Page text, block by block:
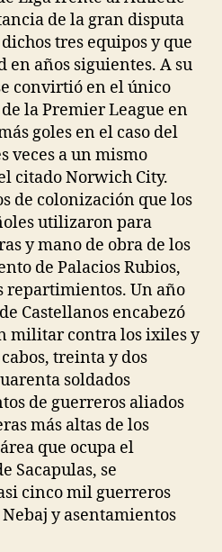
de la gran disputa
tres equipos y que
en años siguientes. A su
convirtió en el único
la Premier League en
goles en el caso del
veces a un mismo
citado Norwich City.
de colonización que los
utilizaron para
y mano de obra de los
de Palacios Rubios,
repartimientos. Un año
Castellanos encabezó
militar contra los ixiles y
treinta y dos
soldados
de guerreros aliados
más altas de los
que ocupa el
Sacapulas, se
cinco mil guerreros
y asentamientos